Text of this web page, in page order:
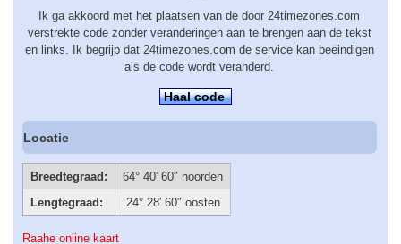
Ik ga akkoord met het plaatsen van de door 24timezones.com
verstrekte code zonder veranderingen aan te brengen aan de tekst
en links. Ik begrijp dat 24timezones.com de service kan beëindigen
als de code wordt veranderd.
Haal code
Locatie
Breedtegraad:
64° 40′ 60″ noorden
Lengtegraad:
24° 28′ 60″ oosten
Raahe online kaart